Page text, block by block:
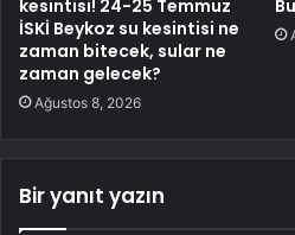
kesintisi! 24-25 Temmuz
İSKİ Beykoz su kesintisi ne
zaman bitecek, sular ne
zaman gelecek?
Ağustos 8, 2026
Bir yanıt yazın